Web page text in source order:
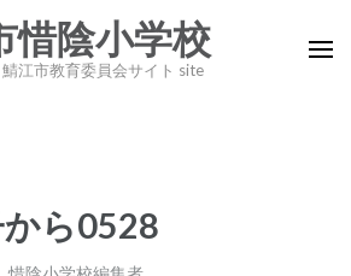
惜陰小学校
江市教育委員会サイト site
ら0528